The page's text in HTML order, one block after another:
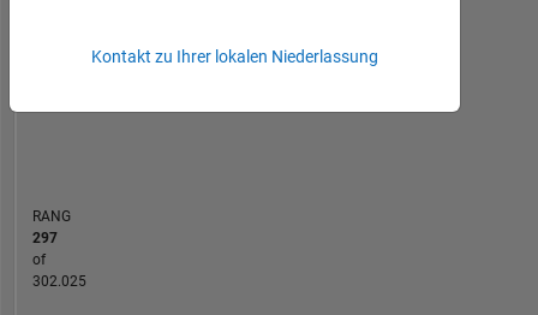
are
my
own
5
09/25
RANG
297
of
302.025
Kontakt zu Ihrer lokalen Niederlassung